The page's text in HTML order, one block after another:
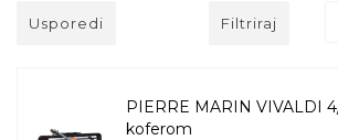
Usporedi Filtriraj
PIERRE MARIN VIVALDI
koferom